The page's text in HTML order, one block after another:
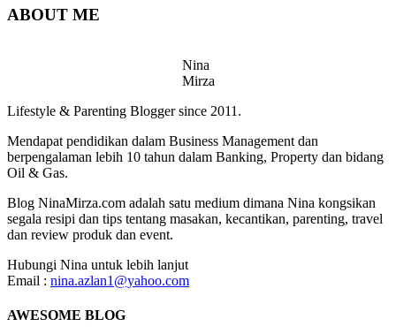
ABOUT ME
Nina
Mirza
Lifestyle & Parenting Blogger since 2011.
Mendapat pendidikan dalam Business Management dan
berpengalaman lebih 10 tahun dalam Banking, Property dan bidang
Oil & Gas.
Blog NinaMirza.com adalah satu medium dimana Nina kongsikan
segala resipi dan tips tentang masakan, kecantikan, parenting, travel
dan review produk dan event.
Hubungi Nina untuk lebih lanjut
Email : nina.azlan1@yahoo.com
AWESOME BLOG